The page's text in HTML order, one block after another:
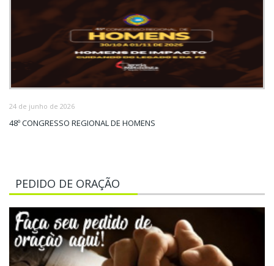
24 de junho de 2026
48º CONGRESSO REGIONAL DE HOMENS
PEDIDO DE ORAÇÃO